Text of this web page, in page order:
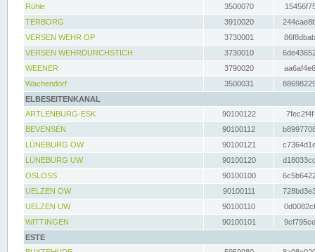
Rühle
3500070
TERBORG
3910020
VERSEN WEHR OP
3730001
VERSEN WEHRDURCHSTICH
3730010
WEENER
3790020
Wachendorf
3500031
ELBESEITENKANAL
ARTLENBURG-ESK
90100122
BEVENSEN
90100112
LÜNEBURG OW
90100121
LÜNEBURG UW
90100120
OSLOSS
90100100
UELZEN OW
90100111
UELZEN UW
90100110
WITTINGEN
90100101
ESTE